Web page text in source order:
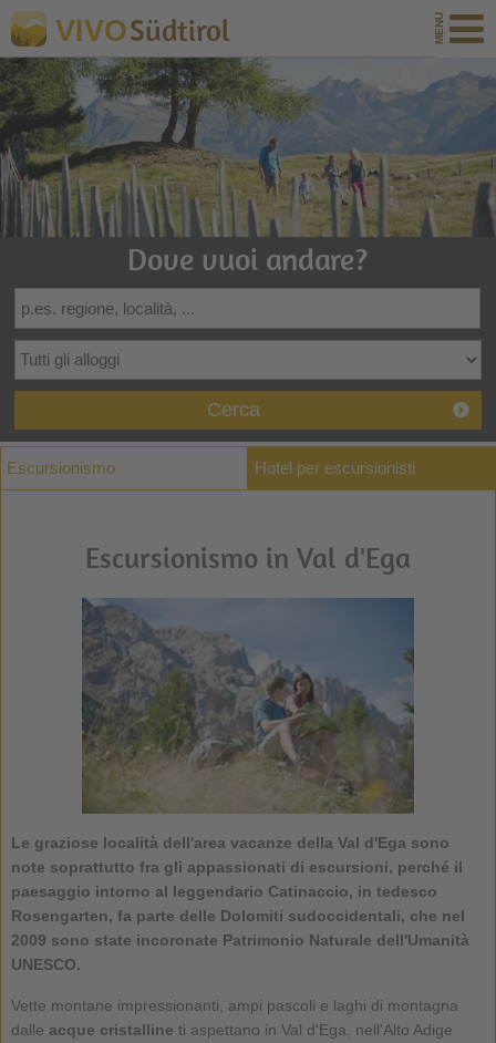
VIVOSüdtirol
Dove vuoi andare?
Cerca
Escursionismo Hotel per escursionisti
Escursionismo in Val d'Ega
Le graziose località dell'area vacanze della Val d'Ega sono
note soprattutto fra gli appassionati di escursioni, perché il
paesaggio intorno al leggendario Catinaccio, in tedesco
Rosengarten, fa parte delle Dolomiti sudoccidentali, che nel
2009 sono state incoronate Patrimonio Naturale dell'Umanità
UNESCO.
Vette montane impressionanti, ampi pascoli e laghi di montagna
dalle acque cristalline ti aspettano in Val d'Ega, nell'Alto Adige